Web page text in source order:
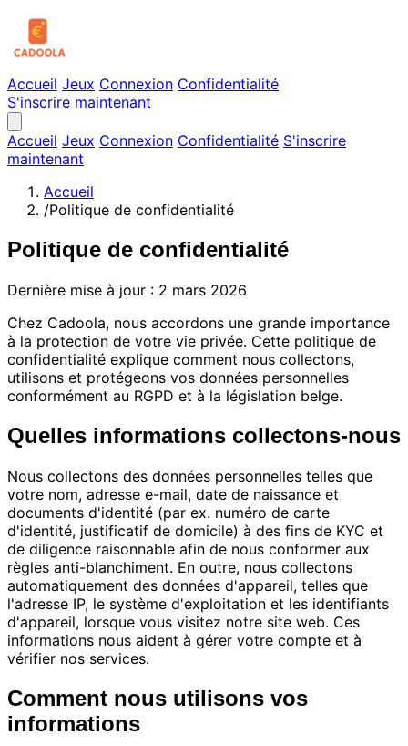
Accueil Jeux Connexion Confidentialité
S'inscrire maintenant
Accueil Jeux Connexion Confidentialité S'inscrire
maintenant
Accueil
/Politique de confidentialité
Politique de confidentialité
Dernière mise à jour : 2 mars 2026
Chez Cadoola, nous accordons une grande importance
à la protection de votre vie privée. Cette politique de
confidentialité explique comment nous collectons,
utilisons et protégeons vos données personnelles
conformément au RGPD et à la législation belge.
Quelles informations collectons-nous
Nous collectons des données personnelles telles que
votre nom, adresse e-mail, date de naissance et
documents d'identité (par ex. numéro de carte
d'identité, justificatif de domicile) à des fins de KYC et
de diligence raisonnable afin de nous conformer aux
règles anti-blanchiment. En outre, nous collectons
automatiquement des données d'appareil, telles que
l'adresse IP, le système d'exploitation et les identifiants
d'appareil, lorsque vous visitez notre site web. Ces
informations nous aident à gérer votre compte et à
vérifier nos services.
Comment nous utilisons vos
informations